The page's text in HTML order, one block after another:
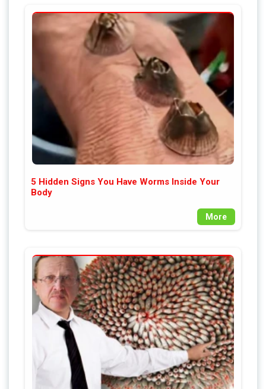
5 Hidden Signs You Have Worms Inside Your
Body
More